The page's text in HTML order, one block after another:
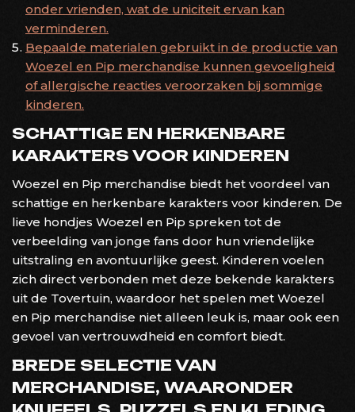
onder vrienden, wat de uniciteit ervan kan
verminderen.
Bepaalde materialen gebruikt in de productie van
Woezel en Pip merchandise kunnen gevoeligheid
of allergische reacties veroorzaken bij sommige
kinderen.
SCHATTIGE EN HERKENBARE
KARAKTERS VOOR KINDEREN
Woezel en Pip merchandise biedt het voordeel van
schattige en herkenbare karakters voor kinderen. De
lieve hondjes Woezel en Pip spreken tot de
verbeelding van jonge fans door hun vriendelijke
uitstraling en avontuurlijke geest. Kinderen voelen
zich direct verbonden met deze bekende karakters
uit de Tovertuin, waardoor het spelen met Woezel
en Pip merchandise niet alleen leuk is, maar ook een
gevoel van vertrouwdheid en comfort biedt.
BREDE SELECTIE VAN
MERCHANDISE, WAARONDER